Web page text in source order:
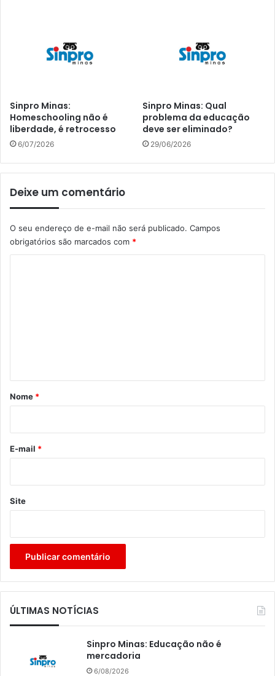
Sinpro Minas:
Homeschooling não é
liberdade, é retrocesso
6/07/2026
Sinpro Minas: Qual
problema da educação
deve ser eliminado?
29/06/2026
Deixe um comentário
O seu endereço de e-mail não será publicado. Campos
obrigatórios são marcados com *
r
*
Nome *
E-mail *
Site
ÚLTIMAS NOTÍCIAS
Sinpro Minas: Educação não é
mercadoria
6/08/2026